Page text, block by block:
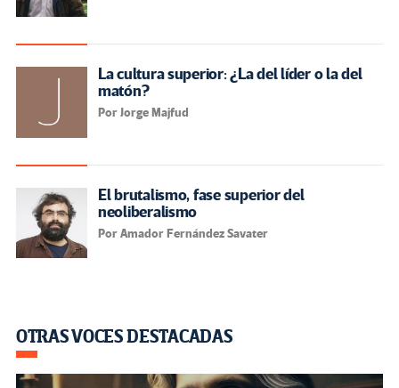
La cultura superior: ¿La del líder o la del
matón?
Por Jorge Majfud
El brutalismo, fase superior del
neoliberalismo
Por Amador Fernández Savater
OTRAS VOCES DESTACADAS